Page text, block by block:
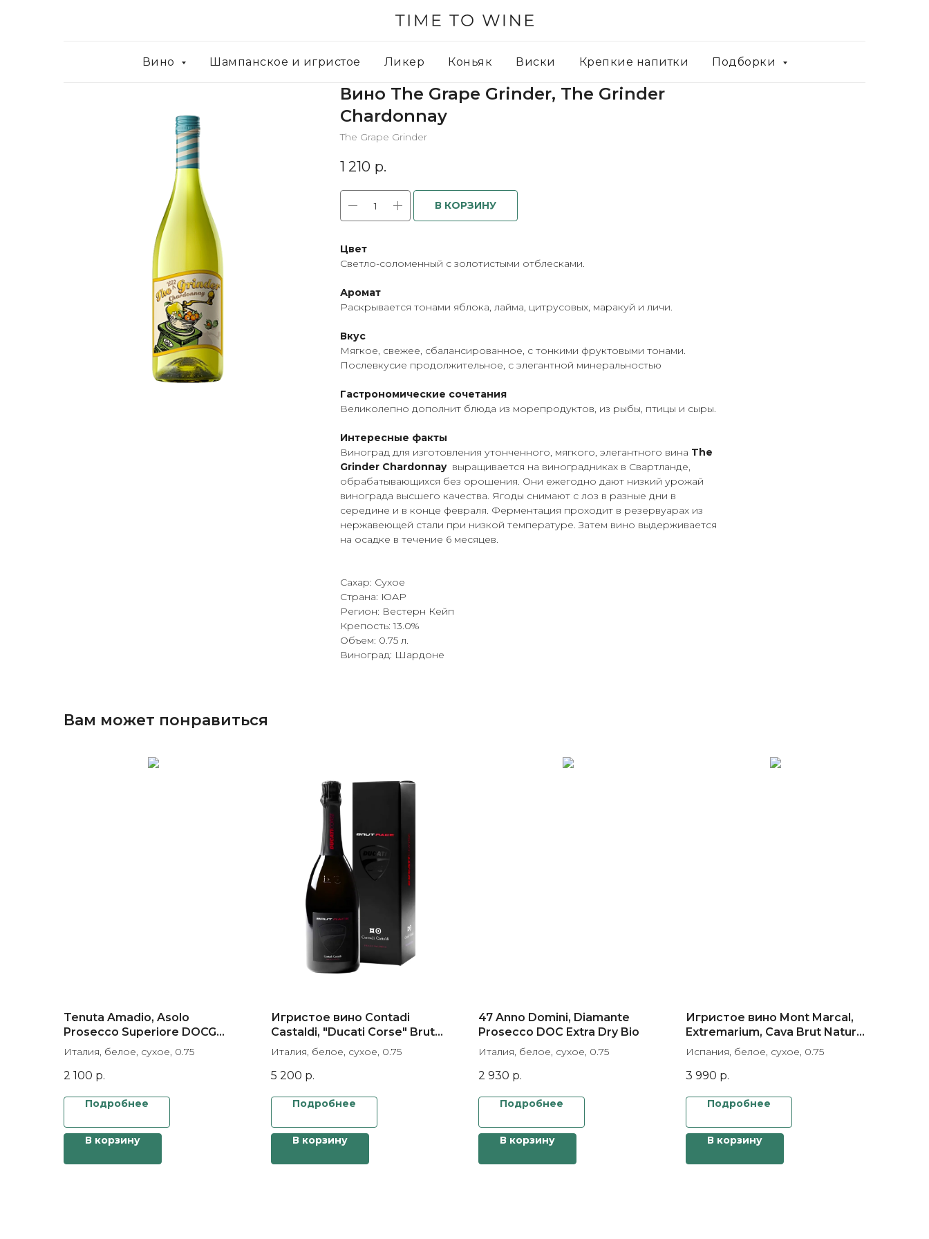
Вино Шампанское и игристое Ликер Коньяк Виски Крепкие напитки Подборки
Вино The Grape Grinder, The Grinder
Chardonnay
The Grape Grinder
1 210 р.
В КОРЗИНУ
Цвет
Светло-соломенный с золотистыми отблесками.
Аромат
Раскрывается тонами яблока, лайма, цитрусовых, маракуй и личи.
Вкус
Мягкое, свежее, сбалансированное, с тонкими фруктовыми тонами.
Послевкусие продолжительное, с элегантной минеральностью
Гастрономические сочетания
Великолепно дополнит блюда из морепродуктов, из рыбы, птицы и сыры.
Интересные факты
Виноград для изготовления утонченного, мягкого, элегантного вина The
Grinder Chardonnay выращивается на виноградниках в Свартланде,
обрабатывающихся без орошения. Они ежегодно дают низкий урожай
винограда высшего качества. Ягоды снимают с лоз в разные дни в
середине и в конце февраля. Ферментация проходит в резервуарах из
нержавеющей стали при низкой температуре. Затем вино выдерживается
на осадке в течение 6 месяцев.
Сахар: Сухое
Страна: ЮАР
Регион: Вестерн Кейп
Крепость: 13.0%
Объем: 0.75 л.
Виноград: Шардоне
Вам может понравиться
Tenuta Amadio, Asolo
Prosecco Superiore DOCG
Brut
Италия, белое, сухое, 0.75
2 100 р.
Подробнее
В корзину
Игристое вино Contadi
Castaldi, "Ducati Corse" Brut
Race, Franciacorta DOCG, gift
Италия, белое, сухое, 0.75
5 200 р.
Подробнее
В корзину
47 Anno Domini, Diamante
Prosecco DOC Extra Dry Bio
Италия, белое, сухое, 0.75
2 930 р.
Подробнее
В корзину
Игристое вино Mont Marcal,
Extremarium, Cava Brut Nature
Reserva
Испания, белое, сухое, 0.75
3 990 р.
Подробнее
В корзину